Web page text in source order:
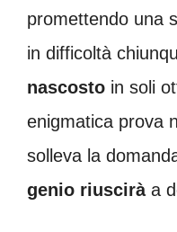
promettendo una
in difficoltà
nascosto in soli
enigmatica prova
solleva la
genio riusciràa